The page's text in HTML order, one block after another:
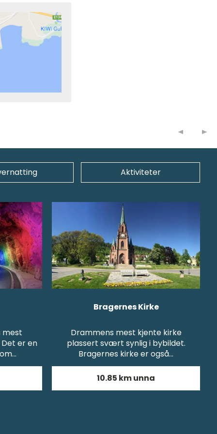
Aktiviteter
mest
er en
Bragernes Kirke
Drammens mest kjente kirke
plassert svært synlig i bybildet.
Bragernes kirke er også…
10.85 km unna